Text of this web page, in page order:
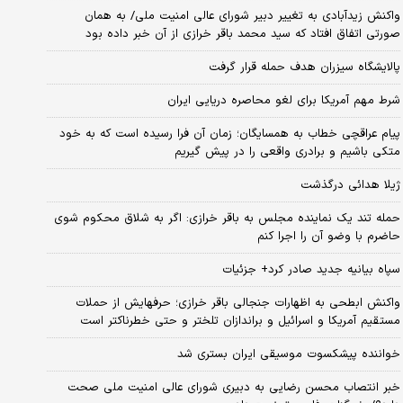
واکنش زیدآبادی به تغییر دبیر شورای عالی امنیت ملی/ به همان
صورتی اتفاق افتاد که سید محمد باقر خرازی از آن خبر داده بود
پالایشگاه سیزران هدف حمله قرار گرفت
شرط مهم آمریکا برای لغو محاصره دریایی ایران
پیام عراقچی خطاب به همسایگان؛ زمان آن فرا رسیده است که به خود
متکی باشیم و برادری واقعی را در پیش گیریم
ژیلا هدائی درگذشت
حمله تند یک نماینده مجلس به باقر خرازی: اگر به شلاق محکوم شوی
حاضرم با وضو آن را اجرا کنم
سپاه بیانیه جدید صادر کرد+ جزئیات
واکنش ابطحی به اظهارات جنجالی باقر خرازی؛ حرفهایش از حملات
مستقیم آمریکا و اسرائیل و براندازان تلختر و حتی خطرناکتر است
خواننده پیشکسوت موسیقی ایران بستری شد
خبر انتصاب محسن رضایی به دبیری شورای عالی امنیت ملی صحت